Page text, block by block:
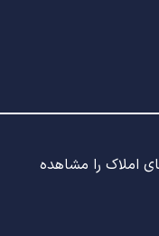
املاک را مشاهده